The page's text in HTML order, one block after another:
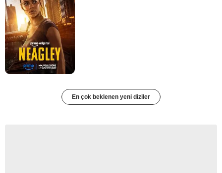
En çok beklenen yeni diziler